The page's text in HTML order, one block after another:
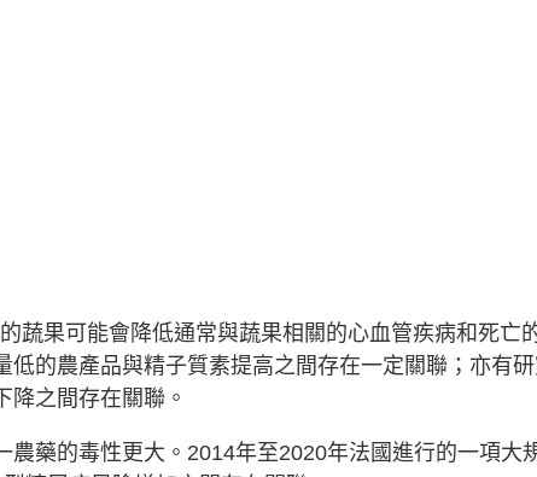
蔬果可能會降低通常與蔬果相關的心血管疾病和死亡
的農產品與精子質素提高之間存在一定關聯；亦有
降之間存在關聯。
藥的毒性更大。2014年至2020年法國進行的一項大